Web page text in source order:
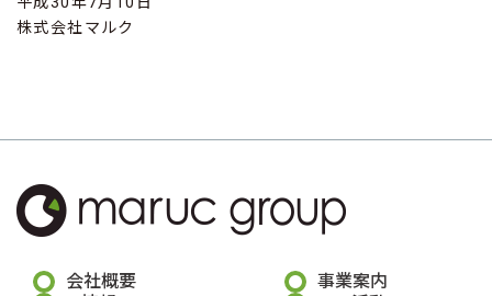
株式会社マルク
会社概要
事業案内